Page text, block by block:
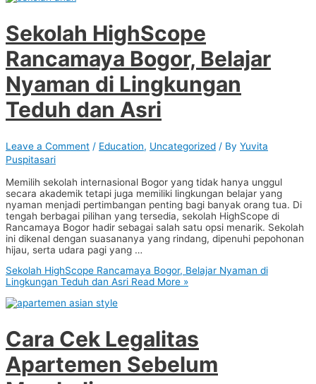
Sekolah HighScope
Rancamaya Bogor, Belajar
Nyaman di Lingkungan
Teduh dan Asri
Leave a Comment / Education, Uncategorized / By Yuvita
Puspitasari
Memilih sekolah internasional Bogor yang tidak hanya unggul
secara akademik tetapi juga memiliki lingkungan belajar yang
nyaman menjadi pertimbangan penting bagi banyak orang tua. Di
tengah berbagai pilihan yang tersedia, sekolah HighScope di
Rancamaya Bogor hadir sebagai salah satu opsi menarik. Sekolah
ini dikenal dengan suasananya yang rindang, dipenuhi pepohonan
hijau, serta udara pagi yang …
Sekolah HighScope Rancamaya Bogor, Belajar Nyaman di
Lingkungan Teduh dan Asri Read More »
Cara Cek Legalitas
Apartemen Sebelum